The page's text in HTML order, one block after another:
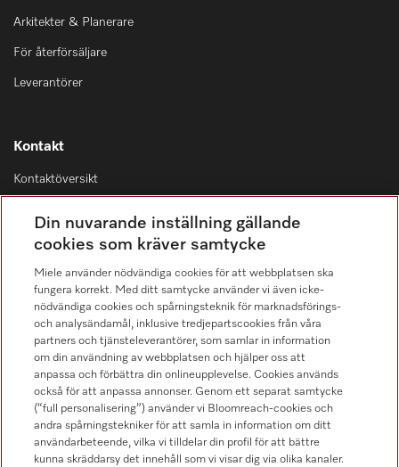
Arkitekter & Planerare
För återförsäljare
Leverantörer
Kontakt
Kontaktöversikt
08-562 29 800
Hitta återförsäljare
Din nuvarande inställning gällande
cookies som kräver samtycke
Miele använder nödvändiga cookies för att webbplatsen ska
fungera korrekt. Med ditt samtycke använder vi även icke-
nödvändiga cookies och spårningsteknik för marknadsförings-
och analysändamål, inklusive tredjepartscookies från våra
partners och tjänsteleverantörer, som samlar in information
om din användning av webbplatsen och hjälper oss att
anpassa och förbättra din onlineupplevelse. Cookies används
också för att anpassa annonser. Genom ett separat samtycke
(“full personalisering”) använder vi Bloomreach-cookies och
andra spårningstekniker för att samla in information om ditt
användarbeteende, vilka vi tilldelar din profil för att bättre
kunna skräddarsy det innehåll som vi visar dig via olika kanaler.